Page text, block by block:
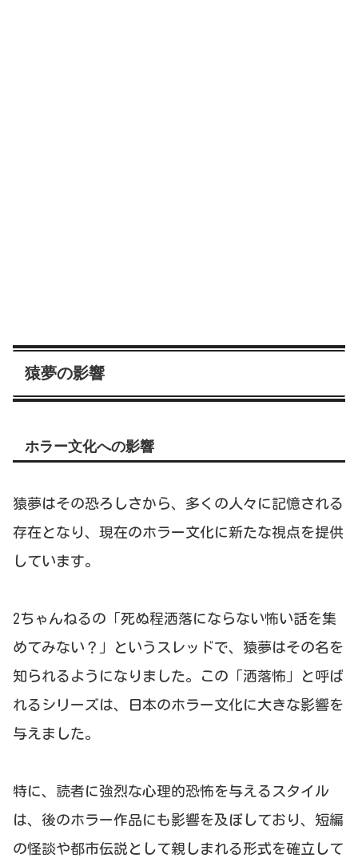
猿夢の影響
ホラー文化への影響
猿夢はその恐ろしさから、多くの人々に記憶される
存在となり、現在のホラー文化に新たな視点を提供
しています。
2ちゃんねるの「死ぬ程洒落にならない怖い話を集
めてみない？」というスレッドで、猿夢はその名を
知られるようになりました。この「洒落怖」と呼ば
れるシリーズは、日本のホラー文化に大きな影響を
与えました。
特に、読者に強烈な心理的恐怖を与えるスタイル
は、後のホラー作品にも影響を及ぼしており、短編
の怪談や都市伝説として親しまれる形式を確立して